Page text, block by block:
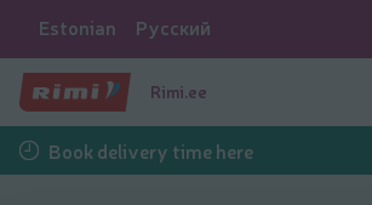
Estonian Русский
Rimi.ee
Book delivery time here